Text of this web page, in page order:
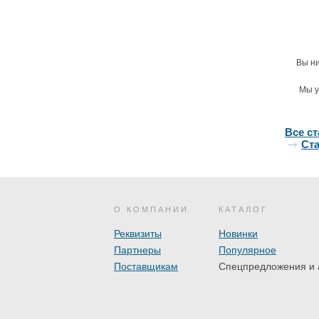
Вы
Мы
Все
О КОМПАНИИ
Реквизиты
Партнеры
Поставщикам
КАТАЛОГ
Новинки
Популярное
Спецпредложения и